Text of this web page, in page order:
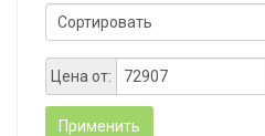
Цена от:
Применить